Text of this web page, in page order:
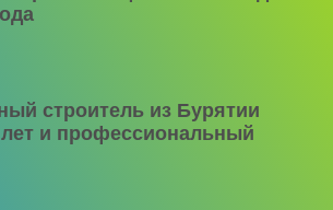
строитель из Бурятии
лет и профессиональный